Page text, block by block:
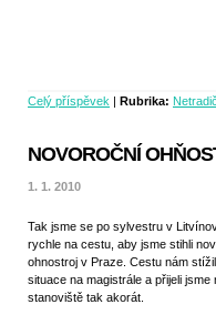
Celý příspěvek | Rubrika:
NOVOROČNÍ
1. 1. 2010
Tak jsme se po sylvestru v
rychle na cestu, aby jsme stihli
ohnostroj v Praze. Cestu nám
situace na magistrále a přijeli jsme
stanoviště tak akorát.